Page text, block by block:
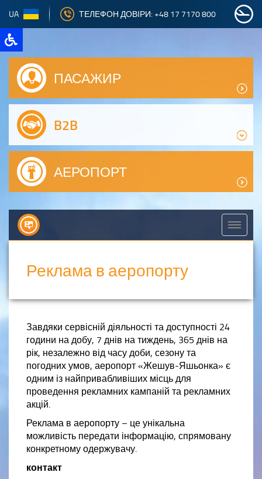
UA ТЕЛЕФОН ДОВІРИ: +48 17 7170 800
ПАСАЖИР
B2B
АЕРОПОРТ
Реклама в аеропорту
Завдяки сервісній діяльності та доступності 24
години на добу, 7 днів на тиждень, 365 днів на
рік, незалежно від часу доби, сезону та
погодних умов, аеропорт «Жешув-Яшьонка» є
одним із найпривабливіших місць для
проведення рекламних кампаній та рекламних
акцій.
Реклама в аеропорту – це унікальна
можливість передати інформацію, спрямовану
конкретному одержувачу.
контакт